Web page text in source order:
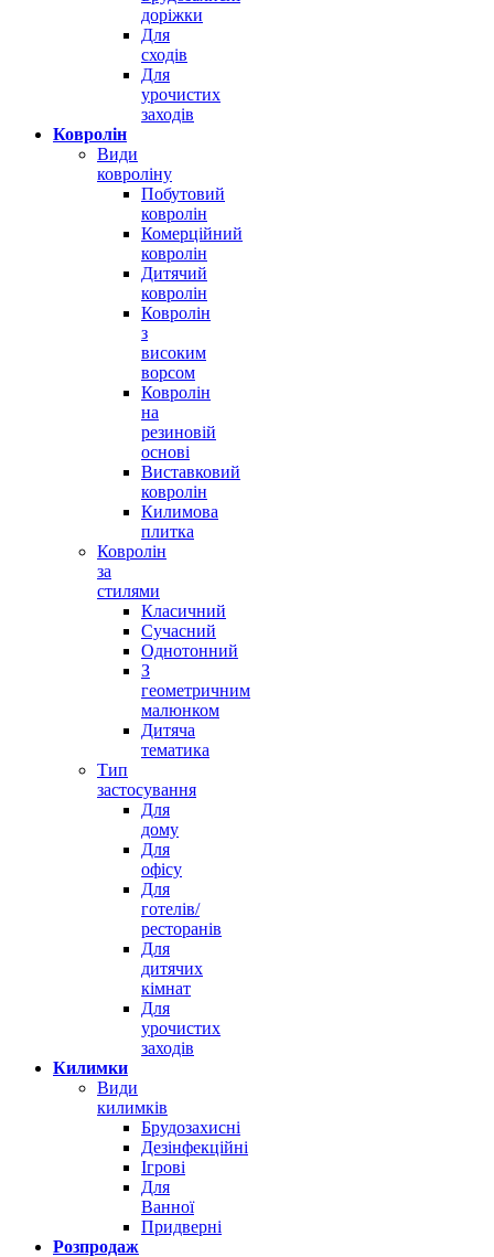
доріжки
Для
сходів
Для
урочистих
заходів
Ковролін
Види
ковроліну
Побутовий
ковролін
Комерційний
ковролін
Дитячий
ковролін
Ковролін
з
високим
ворсом
Ковролін
на
резиновій
основі
Виставковий
ковролін
Килимова
плитка
Ковролін
за
стилями
Класичний
Сучасний
Однотонний
З
геометричним
малюнком
Дитяча
тематика
Тип
застосування
Для
дому
Для
офісу
Для
готелів/
ресторанів
Для
дитячих
кімнат
Для
урочистих
заходів
Килимки
Види
килимків
Брудозахисні
Дезінфекційні
Ігрові
Для
Ванної
Придверні
Розпродаж